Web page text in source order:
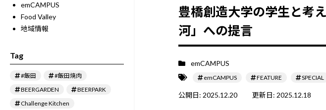
emCAMPUS
Food Valley
地域情報
Tag
#飯田
#飯田焼肉
BEERGARDEN
BEERPARK
Challenge Kitchen
豊橋創造大学の学生と考
河」への提言
emCAMPUS
emCAMPUS FEATURE SPECIAL
公開日: 2025.12.20 更新日: 2025.12.18